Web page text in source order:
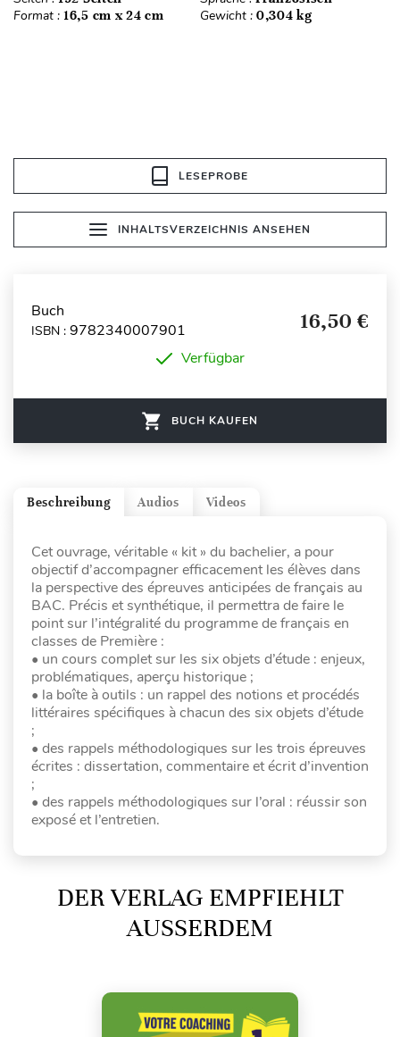
Format : 16,5 cm x 24 cm Gewicht : 0,304 kg
LESEPROBE
INHALTSVERZEICHNIS ANSEHEN
Buch
ISBN : 9782340007901 16,50 €
Verfügbar
BUCH KAUFEN
Videos
Audios
Beschreibung
Cet ouvrage, véritable « kit » du bachelier, a pour
objectif d’accompagner efficacement les élèves dans
la perspective des épreuves anticipées de français au
BAC. Précis et synthétique, il permettra de faire le
point sur l’intégralité du programme de français en
classes de Première :
• un cours complet sur les six objets d’étude : enjeux,
problématiques, aperçu historique ;
• la boîte à outils : un rappel des notions et procédés
littéraires spécifiques à chacun des six objets d’étude
;
• des rappels méthodologiques sur les trois épreuves
écrites : dissertation, commentaire et écrit d’invention
;
• des rappels méthodologiques sur l’oral : réussir son
exposé et l’entretien.
DER VERLAG EMPFIEHLT
AUSSERDEM